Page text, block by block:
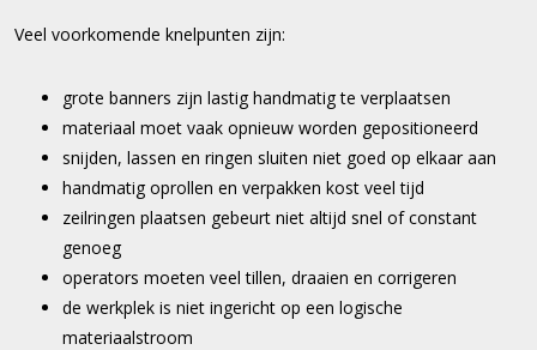
Veel voorkomende knelpunten zijn:
grote banners zijn lastig handmatig te verplaatsen
materiaal moet vaak opnieuw worden gepositioneerd
snijden, lassen en ringen sluiten niet goed op elkaar aan
handmatig oprollen en verpakken kost veel tijd
zeilringen plaatsen gebeurt niet altijd snel of constant
genoeg
operators moeten veel tillen, draaien en corrigeren
de werkplek is niet ingericht op een logische
materiaalstroom